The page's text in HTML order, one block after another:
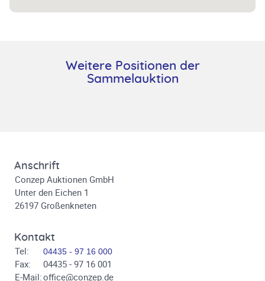
Weitere Positionen der
Sammelauktion
Anschrift
Conzep Auktionen GmbH
Unter den Eichen 1
26197 Großenkneten
Kontakt
Tel: 04435 - 97 16 000
Fax:
04435 - 97 16 001
E-Mail:office@conzep.de